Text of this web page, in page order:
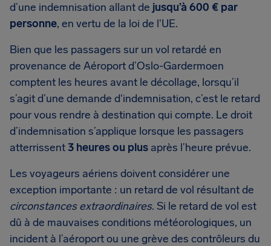
d’une indemnisation allant de jusqu’à 600 € par
personne, en vertu de la loi de l'UE.
Bien que les passagers sur un vol retardé en
provenance de Aéroport d’Oslo-Gardermoen
comptent les heures avant le décollage, lorsqu’il
s’agit d’une demande d'indemnisation, c’est le retard
pour vous rendre à destination qui compte. Le droit
d’indemnisation s’applique lorsque les passagers
atterrissent3 heures ou plus après l’heure prévue.
Les voyageurs aériens doivent considérer une
exception importante : un retard de vol résultant de
circonstances extraordinaires. Si le retard de vol est
dû à de mauvaises conditions météorologiques, un
incident à l’aéroport ou une grève des contrôleurs du